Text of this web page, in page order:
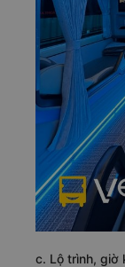
c. Lộ trình, giờ